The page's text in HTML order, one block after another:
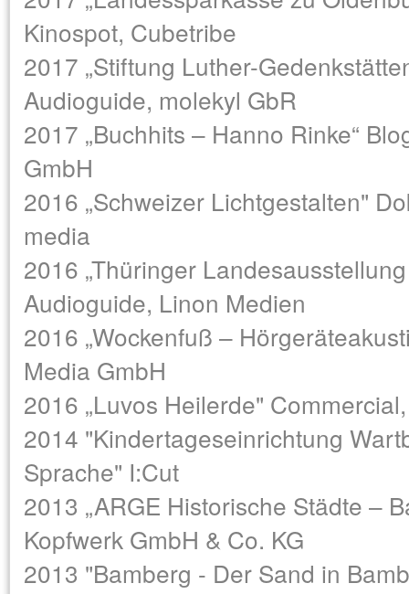
Kinospot, Cubetribe
2017 „Stiftung Luther-
Audioguide, molekyl GbR
2017 „Buchhits – Hanno Rinke“
GmbH
2016 „Schweizer Lichtgestalten"
media
2016 „Thüringer
Audioguide, Linon Medien
2016 „Wockenfuß –
Media GmbH
2016 „Luvos Heilerde"
2014 "Kindertageseinrichtung
Sprache" I:Cut
2013 „ARGE Historische Städte –
Kopfwerk GmbH & Co. KG
2013 "Bamberg - Der Sand in